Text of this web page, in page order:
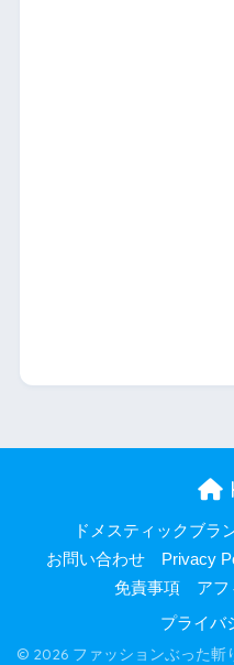
ドメスティックブラ
お問い合わせ
Privacy
免責事項
アフ
プライバ
© 2026 ファッションぶった斬